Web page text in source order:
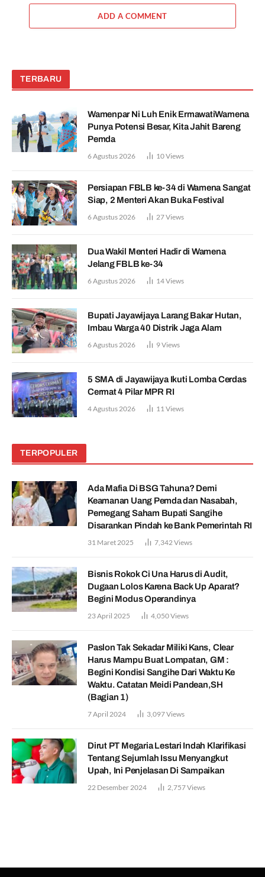
ADD A COMMENT
TERBARU
Wamenpar Ni Luh Enik ErmawatiWamena
Punya Potensi Besar, Kita Jahit Bareng
Pemda
6 Agustus 2026 10Views
Persiapan FBLB ke-34 di Wamena Sangat
Siap, 2 Menteri Akan Buka Festival
6 Agustus 2026 27Views
Dua Wakil Menteri Hadir di Wamena
Jelang FBLB ke-34
6 Agustus 2026 14Views
Bupati Jayawijaya Larang Bakar Hutan,
Imbau Warga 40 Distrik Jaga Alam
6 Agustus 2026 9Views
5 SMA di Jayawijaya Ikuti Lomba Cerdas
Cermat 4 Pilar MPR RI
4 Agustus 2026 11 Views
TERPOPULER
Ada Mafia Di BSG Tahuna? Demi
Keamanan Uang Pemda dan Nasabah,
Pemegang Saham Bupati Sangihe
Disarankan Pindah ke Bank Pemerintah RI
31 Maret 2025 7,342 Views
Bisnis Rokok Ci Una Harus di Audit,
Dugaan Lolos Karena Back Up Aparat?
Begini Modus Operandinya
23 April 2025 4,050Views
Paslon Tak Sekadar Miliki Kans, Clear
Harus Mampu Buat Lompatan, GM :
Begini Kondisi Sangihe Dari Waktu Ke
Waktu. Catatan Meidi Pandean,SH
(Bagian 1)
7 April 2024 3,097Views
Dirut PT Megaria Lestari Indah Klarifikasi
Tentang Sejumlah Issu Menyangkut
Upah, Ini Penjelasan Di Sampaikan
22 Desember 2024 2,757Views